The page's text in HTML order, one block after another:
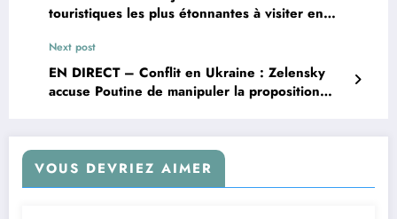
touristiques les plus étonnantes à visiter en
Next post
EN DIRECT – Conflit en Ukraine : Zelensky
accuse Poutine de manipuler la proposition
VOUS DEVRIEZ AIMER